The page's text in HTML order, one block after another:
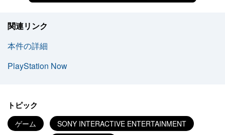
関連リンク
本件の詳細
PlayStation Now
トピック
ゲーム
SONY INTERACTIVE ENTERTAINMENT